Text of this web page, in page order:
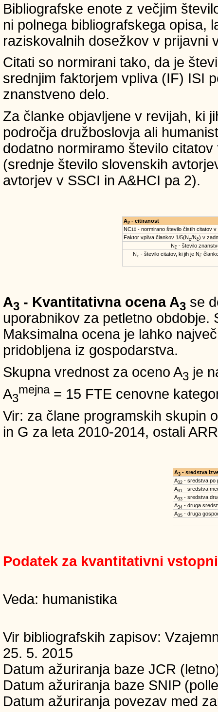
Bibliografske enote z večjim
ni polnega bibliografskega opisa,
raziskovalnih dosežkov v prijavni
Citati so normirani tako, da je
srednjim faktorjem vpliva (IF) ISI
znanstveno delo.
Za članke objavljene v revijah, ki
področja družboslovja ali
dodatno normiramo število
(srednje število slovenskih
avtorjev v SSCI in A&HCI pa 2).
A2- citiranost
NC10- normirano število čistih citatov v
Faktor vpliva člankov 1/5(Nc/Nč) v
Nč - število
Nc - število citatov, ki jih je Nč
A3 - Kvantitativna ocena A3 se
uporabnikov za petletno obdobje.
Maksimalna ocena je lahko
pridobljena iz gospodarstva.
Skupna vrednost za oceno A3 je
A3
mejna= 15 FTE cenovne
Vir: za člane programskih skupin
in G za leta 2010-2014, ostali
A3- sredstva
A32- sredstva po
A31 - sredstva
A33- sredstva
A34 - druga
A35- druga
Podatek za kvantitativni
Veda: humanistika
Vir bibliografskih zapisov:
25. 5. 2015
Datum ažuriranja baze JCR
Datum ažuriranja baze SNIP
Datum ažuriranja povezav med